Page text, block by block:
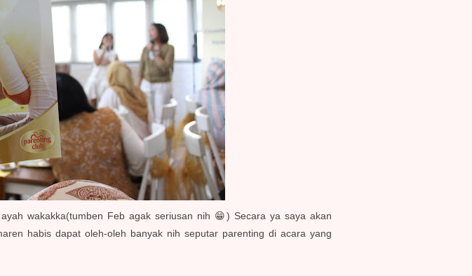
wakakka(tumben Feb agak seriusan nih 😁) Secara ya saya akan
habis dapat oleh-oleh banyak nih seputar parenting di acara yang